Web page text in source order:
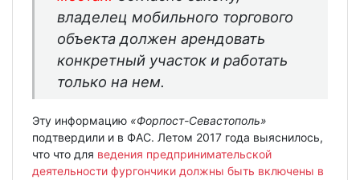
владелец мобильного торгового
объекта должен арендовать
конкретный участок и работать
только на нем.
Эту информацию «Форпост-Севастополь»
подтвердили и в ФАС. Летом 2017 года выяснилось,
что что для ведения предпринимательской
деятельности фургончики должны быть включены в